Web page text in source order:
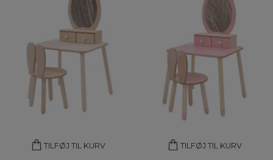
TILFØJ TIL KURV TILFØJ TIL KURV